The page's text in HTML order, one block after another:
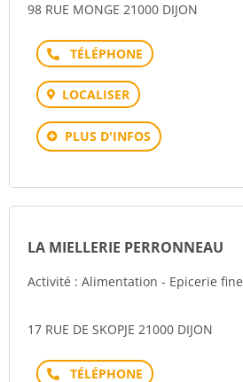
98 RUE MONGE 21000 DIJON
Téléphone
LOCALISER
PLUS D'INFOS
LA MIELLERIE PERRONNEAU
Activité : Alimentation - Epicerie fine
17 RUE DE SKOPJE 21000 DIJON
Téléphone